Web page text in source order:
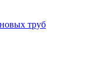
труб